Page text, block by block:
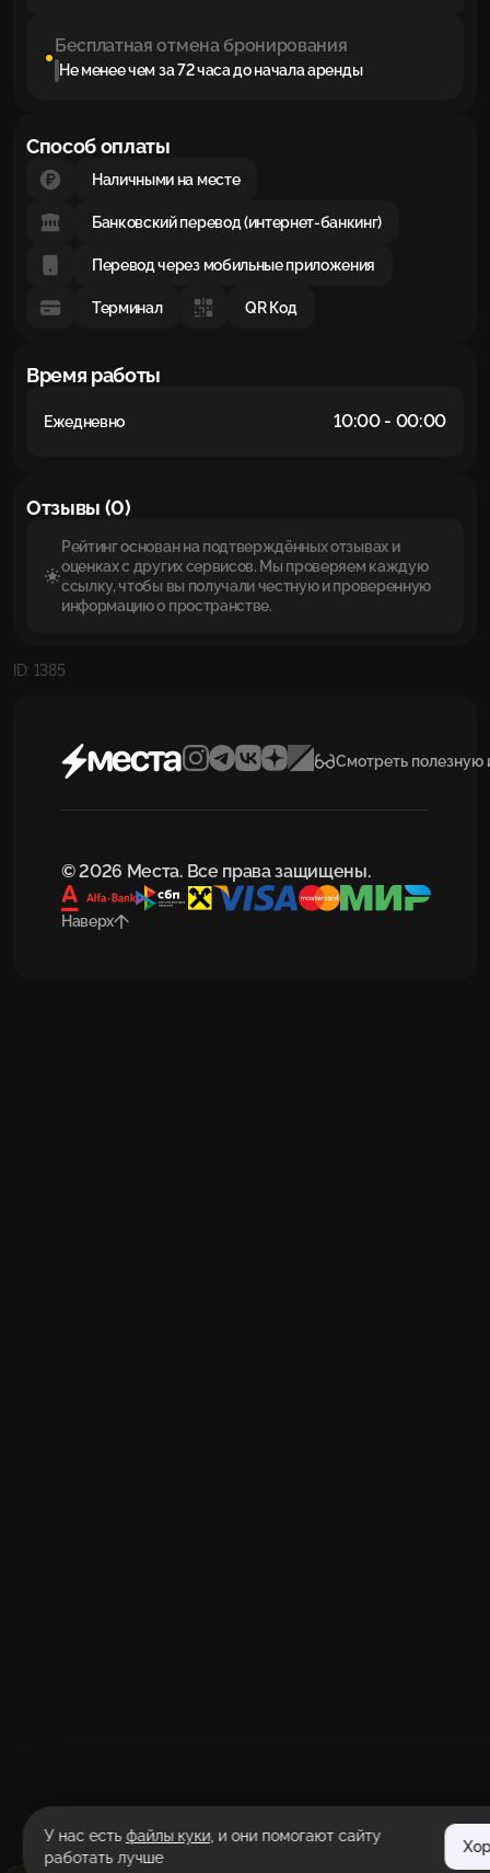
Бесплатная отмена бронирования
Не менее чем за 72 часа до начала аренды
Способ оплаты
Наличными на месте
Банковский перевод (интернет-банкинг)
Перевод через мобильные приложения
Терминал QR Код
Время работы
Ежедневно 10:00 - 00:00
Отзывы (0)
Рейтинг основан на подтверждённых отзывах и
оценках с других сервисов. Мы проверяем каждую
ссылку, чтобы вы получали честную и проверенную
информацию о пространстве.
ID: 1385
Смотреть
© 2026 Места. Все права защищены.
Наверх
У нас естьфайлы куки, и они помогают сайту
работать лучше